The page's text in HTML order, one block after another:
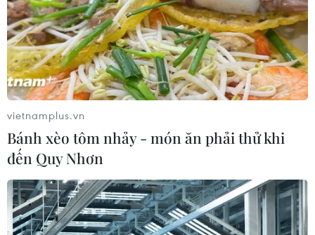
06/08/2026 15:57
Thành lập Hội đồng cấp Nhà nước
xét tặng các giải thưởng khoa học và
công nghệ
06/08/2026 14:19
Đến năm 2030, Việt Nam làm chủ ít
nhất 4 công nghệ chiến lược
06/08/2026 12:58
vietnamplus.vn
Bánh xèo tôm nhảy - món ăn phải thử khi
đến Quy Nhơn